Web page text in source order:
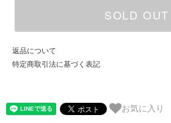
SOLD OUT
返品について
特定商取引法に基づく表記
お気に入り